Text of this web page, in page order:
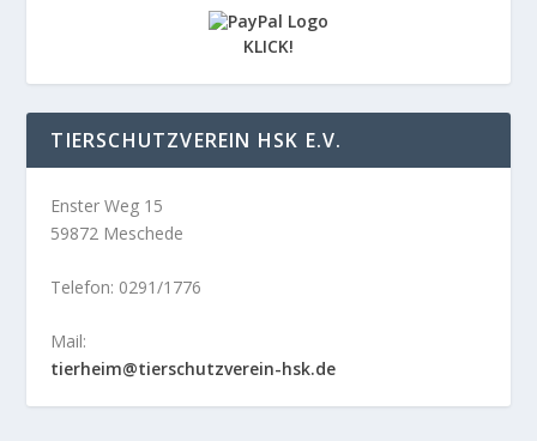
KLICK!
TIERSCHUTZVEREIN HSK E.V.
Enster Weg 15
59872 Meschede
Telefon: 0291/1776
Mail:
tierheim@tierschutzverein-hsk.de